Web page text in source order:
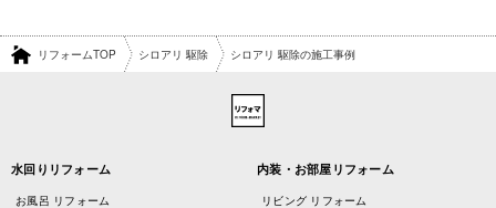
リフォームTOP シロアリ 駆除 シロアリ 駆除の施工事例
水回りリフォーム
お風呂 リフォーム
内装・お部屋リフォーム
リビング リフォーム